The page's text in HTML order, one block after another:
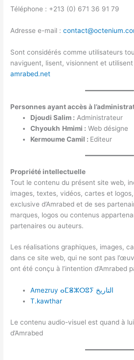
Téléphone : +213 (0) 671 36 91 79
Adresse e-mail :
Sont considérés comme utilisateurs
naviguent, lisent, visionnent et
amrabed.net
Personnes ayant accès à
Djoudi Salim : Administrateur
Chyoukh Hmimi : Web désigne
Kermoume Camil : Editeur
Propriété intellectuelle
Tout le contenu du présent site web,
images, textes, vidéos, cartes et
exclusive d’Amrabed et de ses
marques, logos ou contenus
partenaires ou auteurs.
Les réalisations graphiques, images,
dans ce site web, qui ne sont pas
ont été conçu à l’intention d’Amrabed
Amezruy ⴰⵎⴻⵣⵔⵓⵢ التاريخ
T.kawthar
Le contenu audio-visuel est quand à
d’Amrabed